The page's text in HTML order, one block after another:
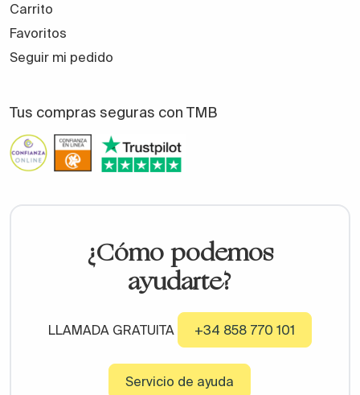
Carrito
Favoritos
Seguir mi pedido
Tus compras seguras con TMB
¿Cómo podemos
ayudarte?
LLAMADA GRATUITA +34 858 770 101
Servicio de ayuda